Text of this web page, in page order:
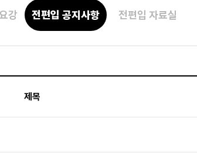
강 전편입 공지사항 전편입 자료실
제목